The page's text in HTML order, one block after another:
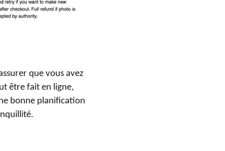
que vous avez
être fait en ligne,
bonne planification